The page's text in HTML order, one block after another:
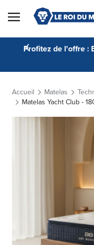
Skip to Content
Profitez de l'offre :
Accueil Matelas
Matelas Yacht Club -